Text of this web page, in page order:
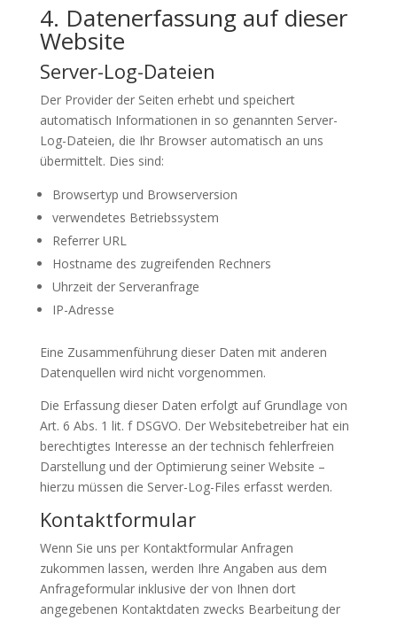
4. Datenerfassung auf dieser
Website
Server-Log-Dateien
Der Provider der Seiten erhebt und speichert
automatisch Informationen in so genannten Server-
Log-Dateien, die Ihr Browser automatisch an uns
übermittelt. Dies sind:
Browsertyp und Browserversion
verwendetes Betriebssystem
Referrer URL
Hostname des zugreifenden Rechners
Uhrzeit der Serveranfrage
IP-Adresse
Eine Zusammenführung dieser Daten mit anderen
Datenquellen wird nicht vorgenommen.
Die Erfassung dieser Daten erfolgt auf Grundlage von
Art. 6 Abs. 1 lit. f DSGVO. Der Websitebetreiber hat ein
berechtigtes Interesse an der technisch fehlerfreien
Darstellung und der Optimierung seiner Website –
hierzu müssen die Server-Log-Files erfasst werden.
Kontaktformular
Wenn Sie uns per Kontaktformular Anfragen
zukommen lassen, werden Ihre Angaben aus dem
Anfrageformular inklusive der von Ihnen dort
angegebenen Kontaktdaten zwecks Bearbeitung der